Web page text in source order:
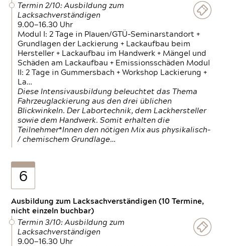
Termin 2/10: Ausbildung zum
Lacksachverständigen
9.00—16.30 Uhr
Modul I: 2 Tage in Plauen/GTÜ-Seminarstandort +
Grundlagen der Lackierung + Lackaufbau beim
Hersteller + Lackaufbau im Handwerk + Mängel und
Schäden am Lackaufbau + Emissionsschäden Modul
II: 2 Tage in Gummersbach + Workshop Lackierung +
La…
Diese Intensivausbildung beleuchtet das Thema
Fahrzeuglackierung aus den drei üblichen
Blickwinkeln. Der Labortechnik, dem Lackhersteller
sowie dem Handwerk. Somit erhalten die
Teilnehmer*Innen den nötigen Mix aus physikalisch-
/ chemischem Grundlage…
6
Ausbildung zum Lacksachverständigen (10 Termine,
nicht einzeln buchbar)
Termin 3/10: Ausbildung zum
Lacksachverständigen
9.00—16.30 Uhr